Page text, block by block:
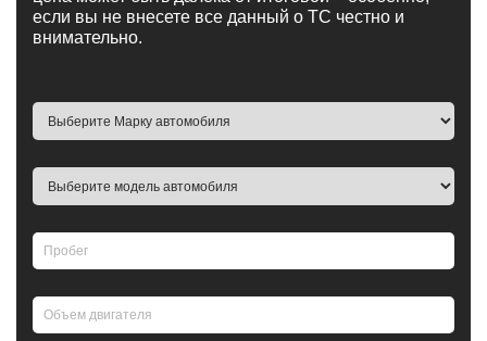
если вы не внесете все данный о ТС честно и
внимательно.